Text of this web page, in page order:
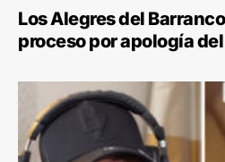
Los Alegres del
proceso por apología